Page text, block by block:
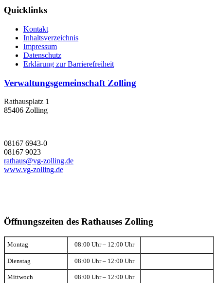
Quicklinks
Kontakt
Inhaltsverzeichnis
Impressum
Datenschutz
Erklärung zur Barrierefreiheit
Verwaltungsgemeinschaft Zolling
Rathausplatz 1
85406 Zolling
08167 6943-0
08167 9023
rathaus@vg-zolling.de
www.vg-zolling.de
Öffnungszeiten des Rathauses Zolling
Montag 08:00 Uhr – 12:00 Uhr
Dienstag 08:00 Uhr – 12:00 Uhr
Mittwoch 08:00 Uhr – 12:00 Uhr